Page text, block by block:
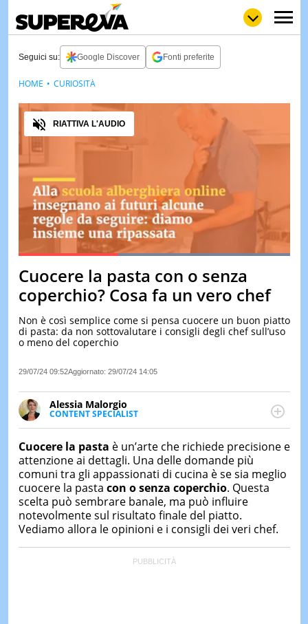
LOLGULP
LOVENEWS
& TV
QUIZ
&
TEST
LE
DI
IERI
Seguici su: Google Discover Fonti preferite
Pause Unmute
Loaded:100.00%
Audio
RIATTIVA L'AUDIO
Cuocere la pasta con o senza
coperchio? Cosa fa un vero chef
Non è così semplice come si pensa cuocere un buon piatto
di pasta: da non sottovalutare i consigli degli chef sull’uso
o meno del coperchio
29/07/24 09:52Aggiornato: 29/07/24 14:05
Alessia Malorgio
CONTENT SPECIALIST
Ha conseguito un Master in Marketing Management
e Google Digital Training su Marketing digitale. Si
occupa della creazione di contenuti in ottica SEO e
dello sviluppo di strategie marketing attraverso
canali digitali.
HOME CURIOSITÀ
Cuocere la pasta è un’arte che richiede precisione e
attenzione ai dettagli. Una delle domande più
comuni tra gli appassionati di cucina è se sia meglio
cuocere la pasta con o senza coperchio. Questa
scelta può sembrare banale, ma può influire
notevolmente sul risultato finale del piatto.
Vediamo allora le opinioni e i consigli dei veri chef.